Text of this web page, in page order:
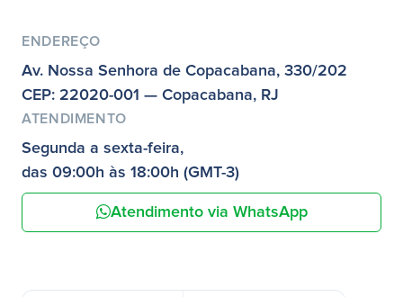
ENDEREÇO
Av. Nossa Senhora de Copacabana, 330/202
CEP: 22020-001 — Copacabana, RJ
ATENDIMENTO
Segunda a sexta-feira,
das 09:00h às 18:00h (GMT-3)
Atendimento via WhatsApp